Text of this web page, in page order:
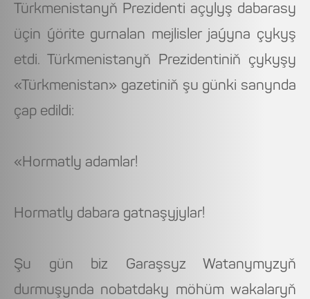
Türkmenistanyň Prezidenti açylyş dabarasy
üçin ýörite gurnalan mejlisler jaýyna çykyş
etdi. Türkmenistanyň Prezidentiniň çykyşy
«Türkmenistan» gazetiniň şu günki sanynda
çap edildi:
«Hormatly adamlar!
Hormatly dabara gatnaşyjylar!
Şu gün biz Garaşsyz Watanymyzyň
durmuşynda nobatdaky möhüm wakalaryň